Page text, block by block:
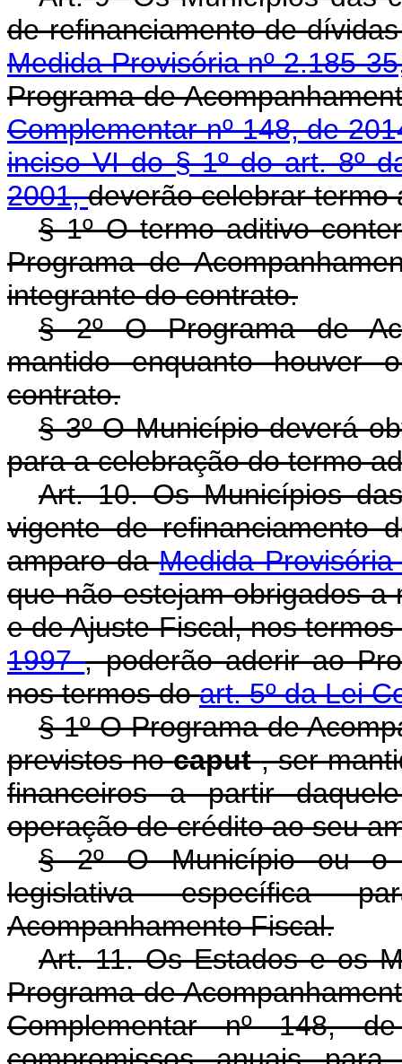
de refinanciamento de
Medida Provisória nº 2.185-
Programa de
Complementar nº 148, de
inciso VI do § 1º do art. 8º
2001,deverão celebrar termo
§ 1º O termo aditivo
Programa de
integrante do contrato.
§ 2º O Programa de
mantido enquanto houver
contrato.
§ 3º O Município deverá
para a celebração do termo
Art. 10. Os Municípios
vigente de refinanciamento
amparo daMedida
que não estejam obrigados a
e de Ajuste Fiscal, nos
1997, poderão aderir ao
nos termos doart. 5º da Lei
§ 1º O Programa de
previstos nocaput, ser
financeiros a partir
operação de crédito ao seu
§ 2º O Município ou o
legislativa específica
Acompanhamento Fiscal.
Art. 11. Os Estados e os
Programa de
Complementar nº 148,